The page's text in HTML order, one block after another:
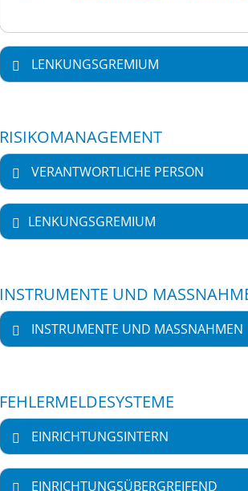
LENKUNGSGREMIUM
RISIKOMANAGEMENT
VERANTWORTLICHE PERSON
LENKUNGSGREMIUM
INSTRUMENTE UND
INSTRUMENTE UND MASSNAHMEN
FEHLERMELDESYSTEME
EINRICHTUNGSINTERN
EINRICHTUNGSÜBERGREIFEND